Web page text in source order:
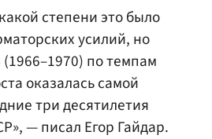
степени это было
усилий, но
по темпам
оказалась самой
три десятилетия
— писал Егор Гайдар.